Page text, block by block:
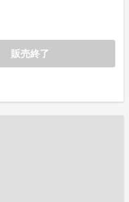
販売終了